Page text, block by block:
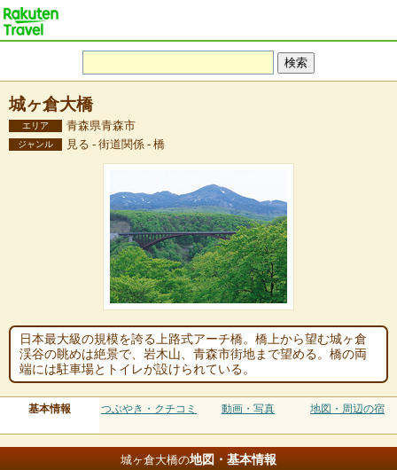
城ヶ倉大橋
エリア 青森県青森市
ジャンル 見る - 街道関係 - 橋
日本最大級の規模を誇る上路式アーチ橋。橋上から望む城ヶ倉
渓谷の眺めは絶景で、岩木山、青森市街地まで望める。橋の両
端には駐車場とトイレが設けられている。
基本情報 つぶやき・クチコミ 動画・写真 地図・周辺の宿
城ヶ倉大橋の地図・基本情報